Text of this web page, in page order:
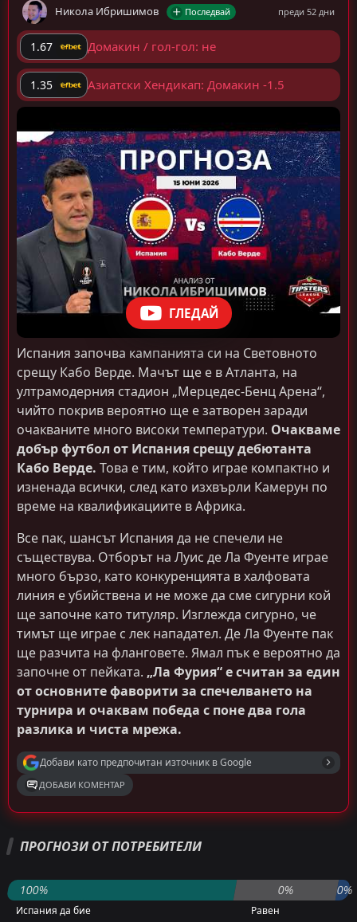
Никола Ибришимов Последвай преди 52 дни
1.67 Домакин / гол-гол: не
1.35 Азиатски Хендикап: Домакин -1.5
ГЛЕДАЙ
Испания започва кампанията си на Световното
срещу Кабо Верде. Мачът ще е в Атланта, на
ултрамодерния стадион „Мерцедес-Бенц Арена“,
чийто покрив вероятно ще е затворен заради
очакваните много високи температури. Очакваме
добър футбол от Испания срещу дебютанта
Кабо Верде. Това е тим, който играе компактно и
изненада всички, след като изхвърли Камерун по
време на квалификациите в Африка.
Все пак, шансът Испания да не спечели не
съществува. Отборът на Луис де Ла Фуенте играе
много бързо, като конкуренцията в халфовата
линия е убийствена и не може да сме сигурни кой
ще започне като титуляр. Изглежда сигурно, че
тимът ще играе с лек нападател. Де Ла Фуенте пак
ще разчита на фланговете. Ямал пък е вероятно да
започне от пейката. „Ла Фурия“ е считан за един
от основните фаворити за спечелването на
турнира и очаквам победа с поне два гола
разлика и чиста мрежа.
Добави като предпочитан източник в Google
ДОБАВИ КОМЕНТАР
PRO ТИПСТЪР
Европейският шампион Испания може би
ПРОГНОЗИ ОТ ПОТРЕБИТЕЛИ
100% 0% 0%
Испания да бие
Равен